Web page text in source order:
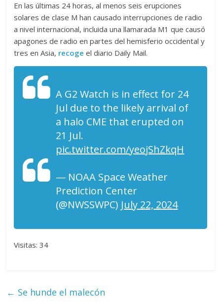
En las últimas 24 horas, al menos seis erupciones
solares de clase M han causado interrupciones de radio
a nivel internacional, incluida una llamarada M1 que causó
apagones de radio en partes del hemisferio occidental y
tres en Asia, recoge el diario Daily Mail.
A G2 Watch is in effect for 24
Jul due to the likely arrival of
a halo CME that erupted on
21 Jul.
pic.twitter.com/yeojShZkqH
— NOAA Space Weather
Prediction Center
(@NWSSWPC) July 22, 2024
Visitas: 34
← Se hunde el malecón